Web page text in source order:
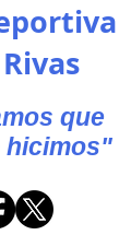
que
hicimos"